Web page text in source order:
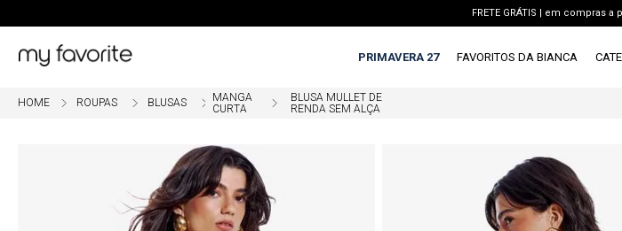
FRETE GRÁTIS | em compras a
PRIMAVERA 27 FAVORITOS DA BIANCA
ROUPAS BLUSAS
MANGA
CURTA
BLUSA MULLET DE
RENDA SEM ALÇA
5% OFF EM COMPRAS COM PIX
vestido
blusa
calca jeans